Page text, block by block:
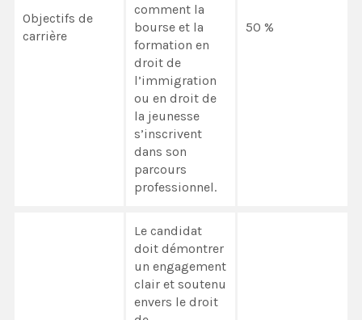
Objectifs de
carrière
comment la
bourse et la
formation en
droit de
l’immigration
ou en droit de
la jeunesse
s’inscrivent
dans son
parcours
professionnel.
50 %
Le candidat
doit démontrer
un engagement
clair et soutenu
envers le droit